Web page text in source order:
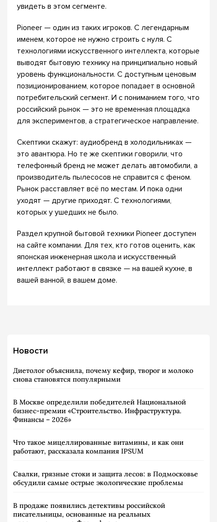
увидеть в этом сегменте.
Pioneer — один из таких игроков. С легендарным
именем, которое не нужно строить с нуля. С
технологиями искусственного интеллекта, которые
выводят бытовую технику на принципиально новый
уровень функциональности. С доступным ценовым
позиционированием, которое попадает в основной
потребительский сегмент. И с пониманием того, что
российский рынок — это не временная площадка
для экспериментов, а стратегическое направление.
Скептики скажут: аудиобренд в холодильниках —
это авантюра. Но те же скептики говорили, что
телефонный бренд не может делать автомобили, а
производитель пылесосов не справится с феном.
Рынок расставляет всё по местам. И пока одни
уходят — другие приходят. С технологиями,
которых у ушедших не было.
Раздел крупной бытовой техники Pioneer доступен
на сайте компании. Для тех, кто готов оценить, как
японская инженерная школа и искусственный
интеллект работают в связке — на вашей кухне, в
вашей ванной, в вашем доме.
Новости
Диетолог объяснила, почему кефир, творог и молоко
снова становятся популярными
В Москве определили победителей Национальной
бизнес-премии «Строительство. Инфраструктура.
Финансы – 2026»
Что такое мицеллированные витамины, и как они
работают, рассказала компания IPSUM
Свалки, грязные стоки и защита лесов: в Подмосковье
обсудили самые острые экологические проблемы
В продаже появились детективы российской
писательницы, основанные на реальных